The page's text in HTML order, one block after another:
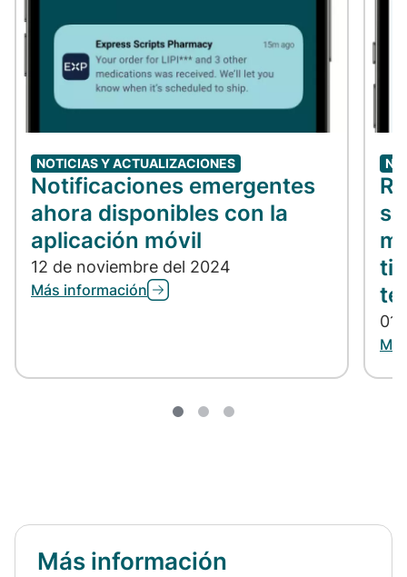
NOTICIAS Y ACTUALIZACIONES
Notificaciones emergentes
ahora disponibles con la
aplicación móvil
12 de noviembre del 2024
Más información
01
Más información